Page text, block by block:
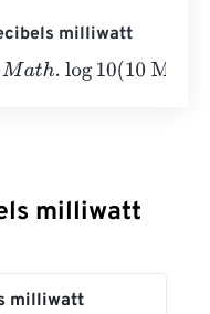
milliwatt
10(10 Megawatts⋅
milliwatt
milliwatt